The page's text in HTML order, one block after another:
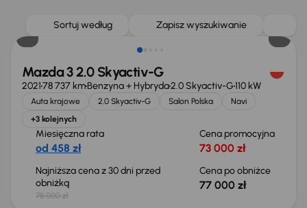
Sortuj według Zapisz wyszukiwanie
Taniej o 1 000 zł
Mazda 3 2.0 Skyactiv-G
202178 737 kmBenzyna + Hybryda2.0 Skyactiv-G110 kW
Auta krajowe 2.0 Skyactiv-G Salon Polska
Navi
+3 kolejnych
Miesięczna rata
od 458 zł
Cena promocyjna
73 000 zł
Najniższa cena z 30 dni przed
obniżką
78 000 zł
Cena po obniżce
77 000 zł
Taniej o 5 000 zł